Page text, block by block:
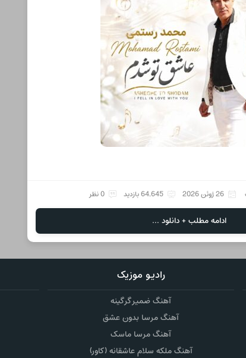
26 ژوئن 2026 64,645 بازدید 0 نظر
ادامه مطلب + دانلود ...
رادیو موزیک
آهنگ ضمیر گرگینه
آهنگ مرسا بدون عشق
آهنگ مرسا ماسک
آهنگ ملکه سلام عاشقانه (کاور)